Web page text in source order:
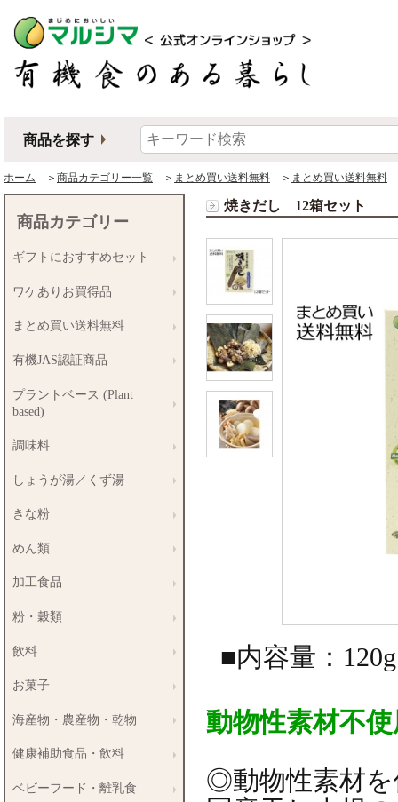
商品を探す
ホーム ＞ 商品カテゴリー一覧 ＞ まとめ買い送料無料 ＞ まとめ買い送料無料
焼きだし 12箱セット
■内容量：
動物性素材不
◎動物性素材を
商品カテゴリー
ギフトにおすすめセット
ワケありお買得品
まとめ買い送料無料
有機JAS認証商品
プラントベース (Plant
based)
調味料
しょうが湯／くず湯
きな粉
めん類
加工食品
粉・穀類
飲料
お菓子
海産物・農産物・乾物
健康補助食品・飲料
ベビーフード・離乳食